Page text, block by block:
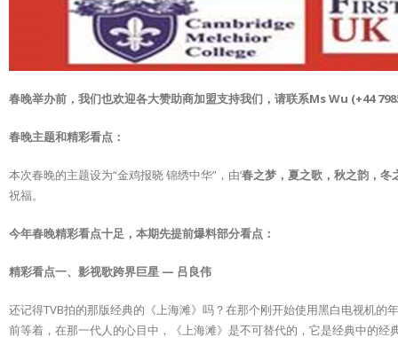
春晚举办前，我们也欢迎各大赞助商加盟支持我们，请联系Ms Wu (+44
春晚主题和精彩看点：
本次春晚的主题设为“金鸡报晓 锦绣中华”，由‘春之梦，夏之歌，秋之韵，冬
祝福。
今年春晚精彩看点十足，本期先提前爆料部分看点：
精彩看点一、影视歌跨界巨星 — 吕良伟
还记得TVB拍的那版经典的《上海滩》吗？在那个刚开始使用黑白电视机
前等着，在那一代人的心目中，《上海滩》是不可替代的，它是经典中的经